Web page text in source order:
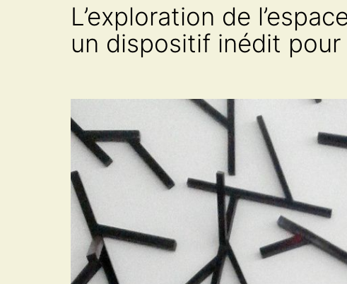
L’exploration de
un dispositif inédit